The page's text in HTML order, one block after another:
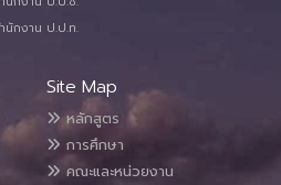
นักงาน ป.ป.ท.
Site Map
หลักสูตร
การศึกษา
คณะและหน่วยงาน